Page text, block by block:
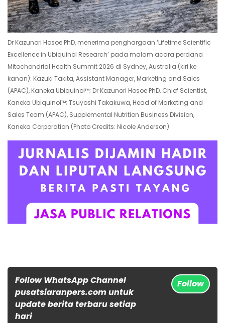
Dr Kazunori Hosoe PhD, menerima penghargaan ‘Lifetime Scientific
Excellence in Ubiquinol Research’ pada malam acara perdana
Mitochondrial Health Summit 2026 di Sydney, Australia (kiri ke
kanan): Kazuki Takita, Assistant Manager, Marketing and Sales
(APAC), Kaneka Ubiquinol™; Dr Kazunori Hosoe PhD, Chief Scientist,
Kaneka Ubiquinol™; Tsuyoshi Takakuwa, Head of Marketing and
Sales Team (APAC), Supplemental Nutrition Business Division,
Kaneka Corporation (Photo Credits: Nicole Anderson)
Follow WhatsApp Channel
pusatsiaranpers.com untuk
update berita terbaru setiap
hari
Follow